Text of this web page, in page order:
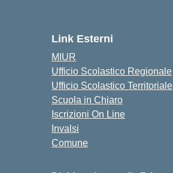
Link Esterni
MIUR
Ufficio Scolastico Regionale
Ufficio Scolastico Territoriale
Scuola in Chiaro
Iscrizioni On Line
Invalsi
Comune